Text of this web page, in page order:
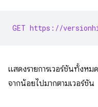
GET https://
แสดงรายการเวอร์ชันทั้งห
จากน้อยไปมากตามเวอร์ชัน